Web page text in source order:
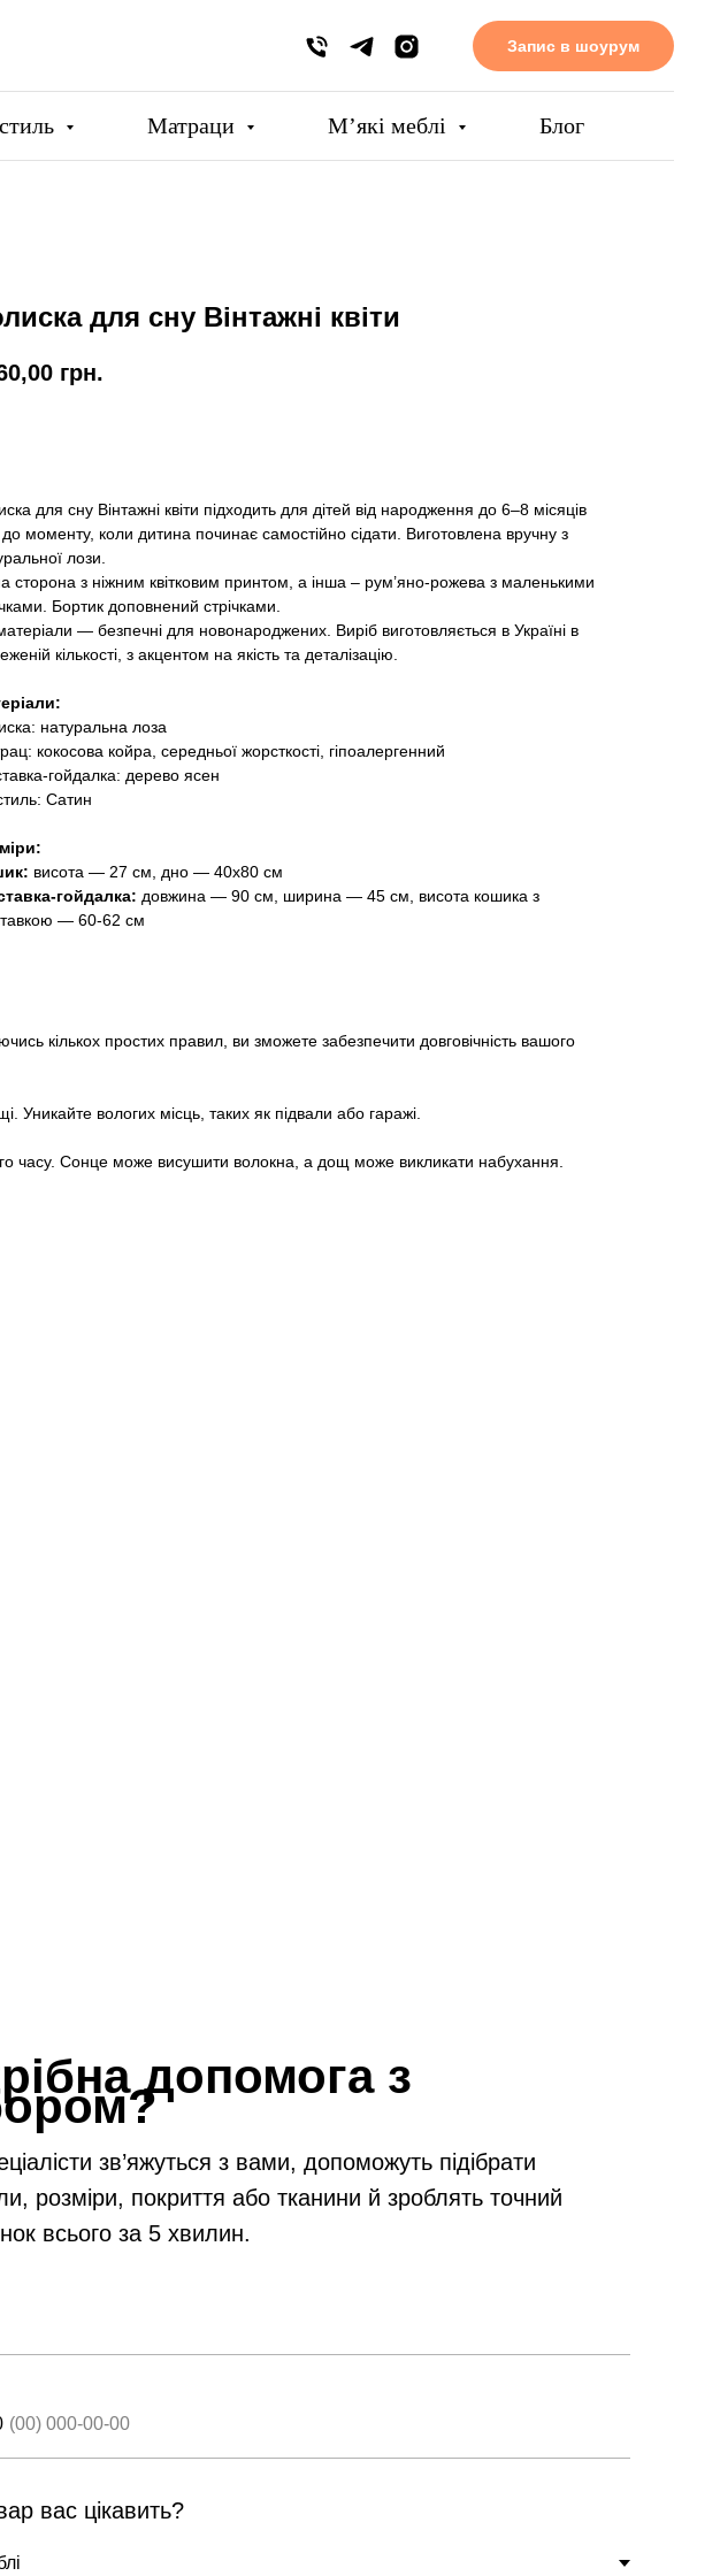
Запис в шоурум
Матраци Мʼякі меблі Блог
для сну Вінтажні квіти
грн.
для сну Вінтажні квіти підходить для дітей від народження до 6–8 місяців
моменту, коли дитина починає самостійно сідати. Виготовлена вручну з
лози.
сторона з ніжним квітковим принтом, а інша – рум’яно-рожева з маленькими
Бортик доповнений стрічками.
— безпечні для новонароджених. Виріб виготовляється в Україні в
кількості, з акцентом на якість та деталізацію.
натуральна лоза
кокосова койра, середньої жорсткості, гіпоалергенний
гойдалка: дерево ясен
Сатин
висота — 27 см, дно — 40х80 см
гойдалка: довжина — 90 см, ширина — 45 см, висота кошика з
— 60-62 см
кількох простих правил, ви зможете забезпечити довговічність вашого
вологих місць, таких як підвали або гаражі.
часу. Сонце може висушити волокна, а дощ може викликати набухання.
допомога з
зв’яжуться з вами, допоможуть підібрати
розміри, покриття або тканини й зроблять точний
всього за 5 хвилин.
вас цікавить?